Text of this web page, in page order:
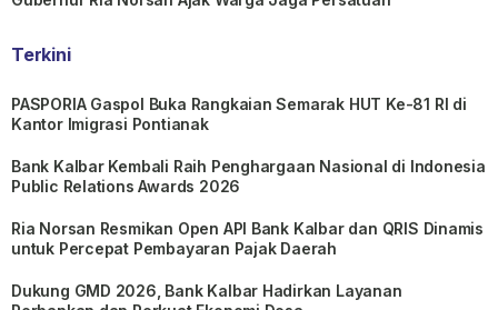
Terkini
PASPORIA Gaspol Buka Rangkaian Semarak HUT Ke-81 RI di
Kantor Imigrasi Pontianak
Bank Kalbar Kembali Raih Penghargaan Nasional di Indonesia
Public Relations Awards 2026
Ria Norsan Resmikan Open API Bank Kalbar dan QRIS Dinamis
untuk Percepat Pembayaran Pajak Daerah
Dukung GMD 2026, Bank Kalbar Hadirkan Layanan